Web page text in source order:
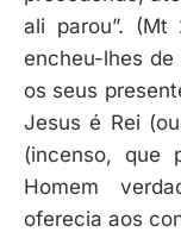
ali parou”.
encheu-lhes de
os seus
Jesus é Rei
(incenso, que
Homem
oferecia aos